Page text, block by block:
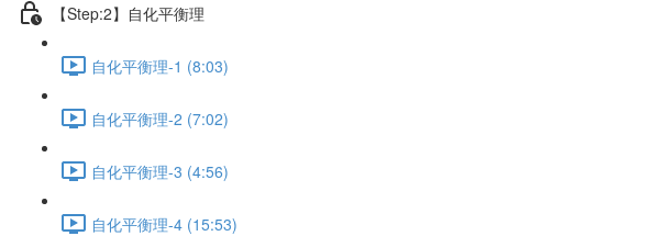
【Step:2】自化平衡理
自化平衡理-1 (8:03)
自化平衡理-2 (7:02)
自化平衡理-3 (4:56)
自化平衡理-4 (15:53)